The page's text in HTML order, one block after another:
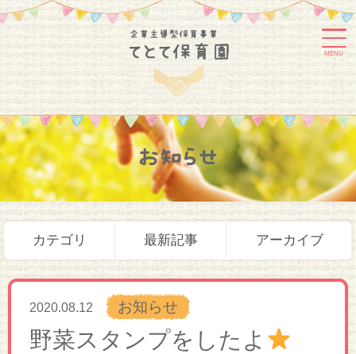
MENU
お知らせ
カテゴリ 最新記事 アーカイブ
2020.08.12 お知らせ
野菜スタンプをしたよ